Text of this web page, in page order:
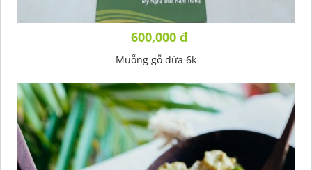
600,000 đ
Muỗng gỗ dừa 6k